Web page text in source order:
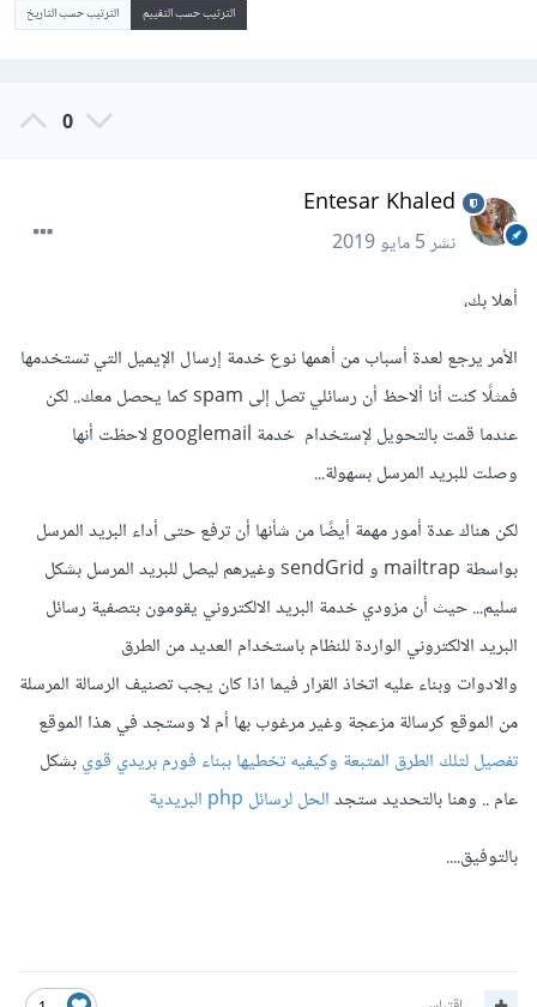
الترتيب حسب التقييم الترتيب حسب التاريخ
0
Entesar Khaled
نشر5 مايو 2019
أهلا بك،
الأمر يرجع لعدة أسباب من أهمها نوع خدمة إرسال الإيميل التي تستخدمها
فمثلًا كنت أنا ألاحظ أن رسائلي تصل إلى spam كما يحصل معك.. لكن
عندما قمت بالتحويل لإستخدام خدمة googlemail لاحظت أنها
وصلت للبريد المرسل بسهولة...
لكن هناك عدة أمور مهمة أيضًا من شأنها أن ترفع حتى أداء البريد المرسل
بواسطة mailtrap و sendGrid وغيرهم ليصل للبريد المرسل بشكل
سليم... حيث أن مزودي خدمة البريد الالكتروني يقومون بتصفية رسائل
البريد الالكتروني الواردة للنظام باستخدام العديد من الطرق
والادوات وبناء عليه اتخاذ القرار فيما اذا كان يجب تصنيف الرسالة المرسلة
من الموقع كرسالة مزعجة وغير مرغوب بها أم لا وستجد في هذا الموقع
تفصيل لتلك الطرق المتبعة وكيفيه تخطيها ببناء فورم بريدي قويبشكل
عام .. وهنا بالتحديد ستجدالحل لرسائل php البريدية
بالتوفيق....